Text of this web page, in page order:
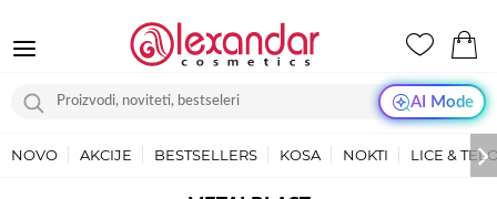
AI Mode
NOVO AKCIJE BESTSELLERS KOSA NOKTI LICE &